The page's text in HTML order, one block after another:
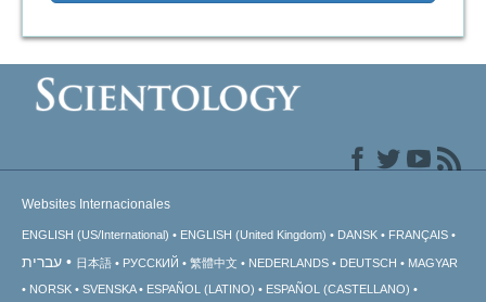
Websites Internacionales
ENGLISH (US/International) ENGLISH (United Kingdom) DANSK FRANÇAIS
עברית 日本語 РУССКИЙ 繁體中文 NEDERLANDS DEUTSCH
MAGYAR
NORSK
SVENSKA ESPAÑOL (LATINO)
ESPAÑOL (CASTELLANO)